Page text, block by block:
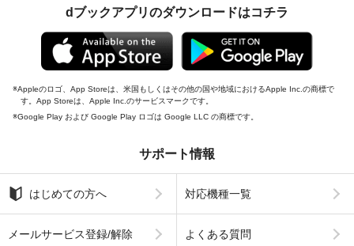
dブックアプリのダウンロードはコチラ
Appleのロゴ、App Storeは、米国もしくはその他の国や地域におけるApple Inc.の商標で
す。App Storeは、Apple Inc.のサービスマークです。
Google Play および Google Play ロゴは Google LLC の商標です。
サポート情報
はじめての方へ 対応機種一覧
メールサービス登録/解除 よくある質問